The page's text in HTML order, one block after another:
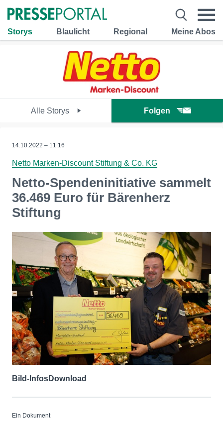
Storys Blaulicht Regional Meine Abos
Alle Storys Folgen
14.10.2022 – 11:16
Netto Marken-Discount Stiftung & Co. KG
Netto-Spendeninitiative sammelt
36.469 Euro für Bärenherz
Stiftung
Bild-InfosDownload
Ein Dokument